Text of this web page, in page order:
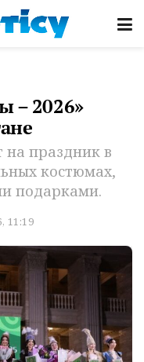
– 2026»
на праздник в
костюмах,
подарками.
11:19